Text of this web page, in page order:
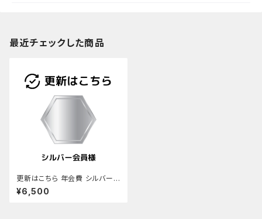
最近チェックした商品
更新はこちら 年会費 シルバー
会員様 ¥6,500(税込)
¥6,500